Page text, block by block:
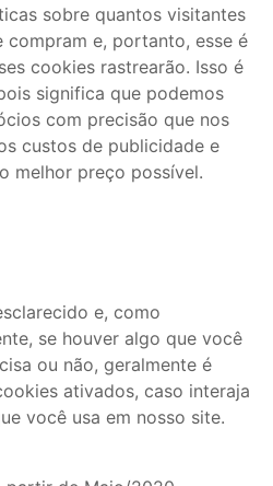
sobre quantos visitantes
compram e, portanto, esse é
cookies rastrearão. Isso é
significa que podemos
com precisão que nos
custos de publicidade e
melhor preço possível.
e, como
se houver algo que você
ou não, geralmente é
ativados, caso interaja
você usa em nosso site.